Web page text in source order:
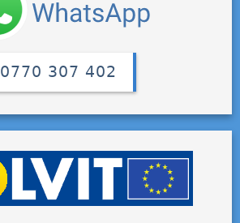
0770 307 402